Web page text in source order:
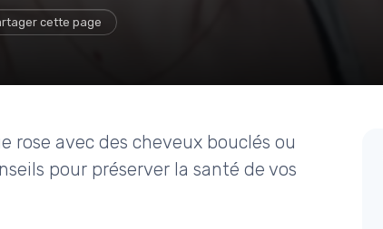
cette page
rose avec des cheveux bouclés ou
pour préserver la santé de vos